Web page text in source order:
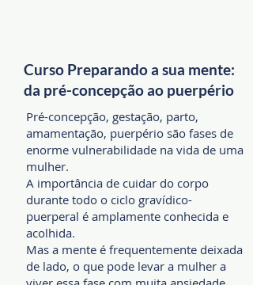
Curso Preparando a sua mente:
da pré-concepção ao puerpério
Pré-concepção, gestação, parto,
amamentação, puerpério são fases de
enorme vulnerabilidade na vida de uma
mulher.
A importância de cuidar do corpo
durante todo o ciclo gravídico-
puerperal é amplamente conhecida e
acolhida.
Mas a mente é frequentemente deixada
de lado, o que pode levar a mulher a